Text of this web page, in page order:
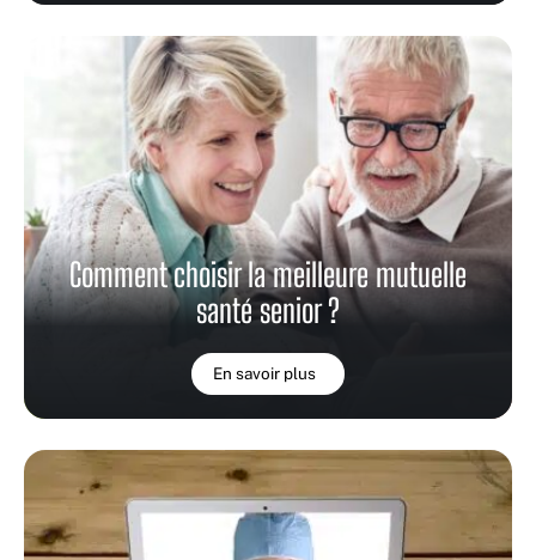
Comment choisir la meilleure mutuelle
santé senior ?
En savoir plus